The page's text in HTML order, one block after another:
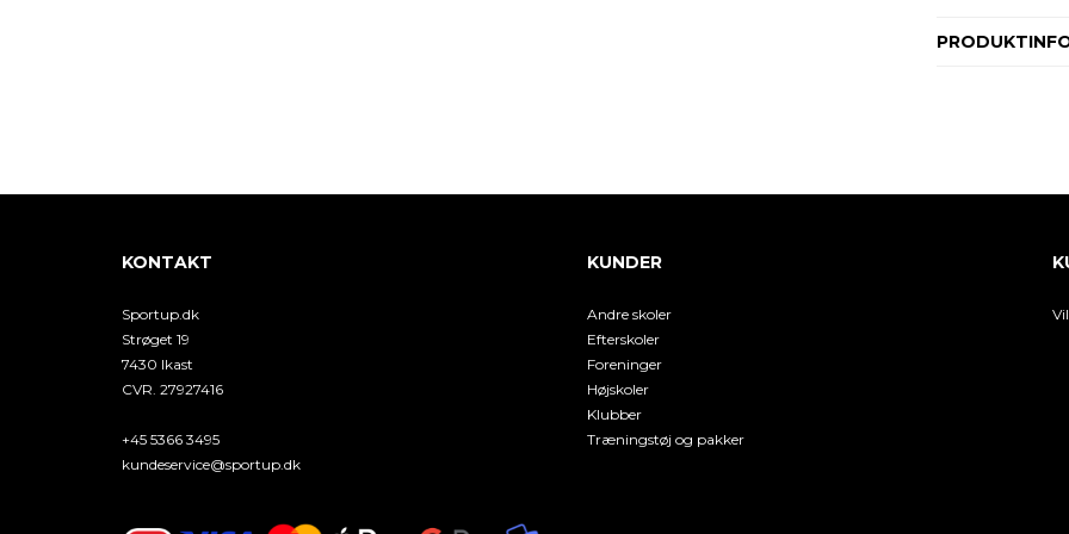
KONTAKT
Sportup.dk
Strøget 19
7430 Ikast
CVR. 27927416
+45 5366 3495
kundeservice@sportup.dk
KUNDER
Andre skoler
Efterskoler
Foreninger
Højskoler
Klubber
Træningstøj og pakker